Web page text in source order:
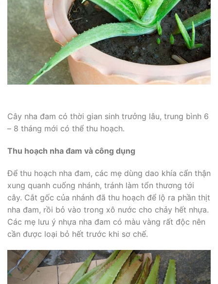
Cây nha đam có thời gian sinh trưởng lâu, trung bình 6
– 8 tháng mới có thể thu hoạch.
Thu hoạch nha đam và công dụng
Để thu hoạch nha đam, các mẹ dùng dao khía cẩn thận
xung quanh cuống nhánh, tránh làm tổn thương tới
cây. Cắt gốc của nhánh đã thu hoạch để lộ ra phần thịt
nha đam, rồi bỏ vào trong xô nước cho chảy hết nhựa.
Các mẹ lưu ý nhựa nha đam có màu vàng rất độc nên
cần được loại bỏ hết trước khi sơ chế.